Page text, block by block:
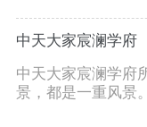
中天大家宸澜学府
中天大家宸澜学府
景，都是一重风景